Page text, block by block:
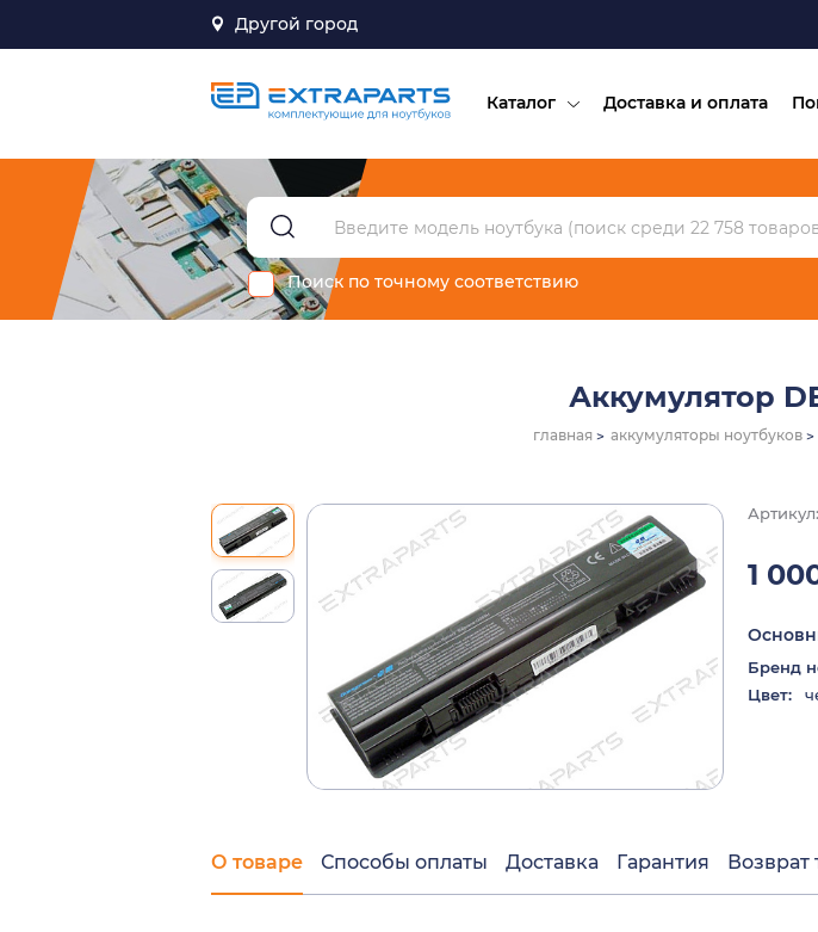
Другой город
Каталог Доставка и оплата
Поиск по точному соответствию
Аккумулятор
главная аккумуляторы ноутбуков
1
Бренд
Цвет:
О товаре Способы оплаты Доставка Гарантия Возврат